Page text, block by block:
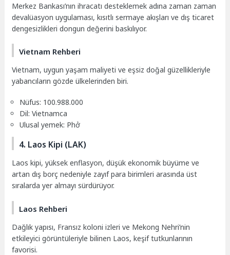
Merkez Bankası’nın ihracatı desteklemek adına zaman zaman
devalüasyon uygulaması, kısıtlı sermaye akışları ve dış ticaret
dengesizlikleri dongun değerini baskılıyor.
Vietnam Rehberi
Vietnam, uygun yaşam maliyeti ve eşsiz doğal güzellikleriyle
yabancıların gözde ülkelerinden biri.
Nüfus: 100.988.000
Dil: Vietnamca
Ulusal yemek: Phở
4. Laos Kipi (LAK)
Laos kipi, yüksek enflasyon, düşük ekonomik büyüme ve
artan dış borç nedeniyle zayıf para birimleri arasında üst
sıralarda yer almayı sürdürüyor.
Laos Rehberi
Dağlık yapısı, Fransız koloni izleri ve Mekong Nehri’nin
etkileyici görüntüleriyle bilinen Laos, keşif tutkunlarının
favorisi.